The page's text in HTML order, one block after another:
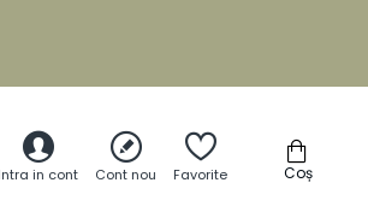
Intra in cont Cont nou Favorite Coș